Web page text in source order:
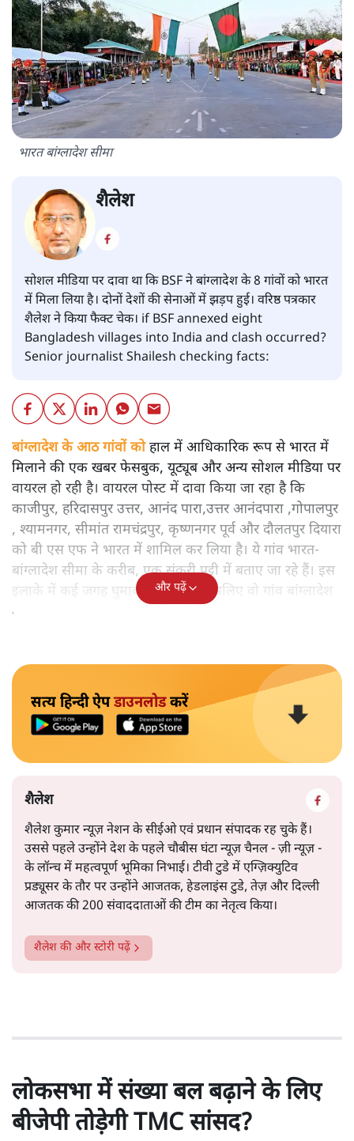
भारत बांग्लादेश सीमा
शैलेश
सोशल मीडिया पर दावा था कि BSF ने बांग्लादेश के 8 गांवों को भारत
में मिला लिया है। दोनों देशों की सेनाओं में झड़प हुई। वरिष्ठ पत्रकार
शैलेश ने किया फैक्ट चेक। if BSF annexed eight
Bangladesh villages into India and clash occurred?
Senior journalist Shailesh checking facts:
बांग्लादेश के आठ गांवों कोहाल में आधिकारिक रूप से भारत में
मिलाने की एक खबर फेसबुक, यूट्यूब और अन्य सोशल मीडिया पर
वायरल हो रही है। वायरल पोस्ट में दावा किया जा रहा है कि
काजीपुर, हरिदासपुर उत्तर, आनंद पारा,उत्तर आनंदपारा ,गोपालपुर
, श्यामनगर, सीमांत रामचंद्रपुर, कृष्णनगर पूर्व और दौलतपुर दियारा
को बी एस एफ ने भारत में शामिल कर लिया है। ये गांव भारत-
बांग्लादेश सीमा के करीब, एक संकरी पट्टी में बताए जा रहे हैं। इस
इलाके में कई जगह घुमावदार बॉर्डर हैं। इसलिए वो गांव बांग्लादेश
में होने के बावजूद भारत की सीमा के भीतर लगते हैं।
और पढ़ें
सत्य हिन्दी ऐपडाउनलोडकरें
शैलेश
शैलेश कुमार न्यूज़ नेशन के सीईओ एवं प्रधान संपादक रह चुके हैं।
उससे पहले उन्होंने देश के पहले चौबीस घंटा न्यूज़ चैनल - ज़ी न्यूज़ -
के लॉन्च में महत्वपूर्ण भूमिका निभाई। टीवी टुडे में एग्ज़िक्युटिव
प्रड्यूसर के तौर पर उन्होंने आजतक, हेडलाइंस टुडे, तेज़ और दिल्ली
आजतक की 200 संवाददाताओं की टीम का नेतृत्व किया।
शैलेश की और स्टोरी पढ़ें
लोकसभा में संख्या बल बढ़ाने के लिए
बीजेपी तोड़ेगी TMC सांसद?